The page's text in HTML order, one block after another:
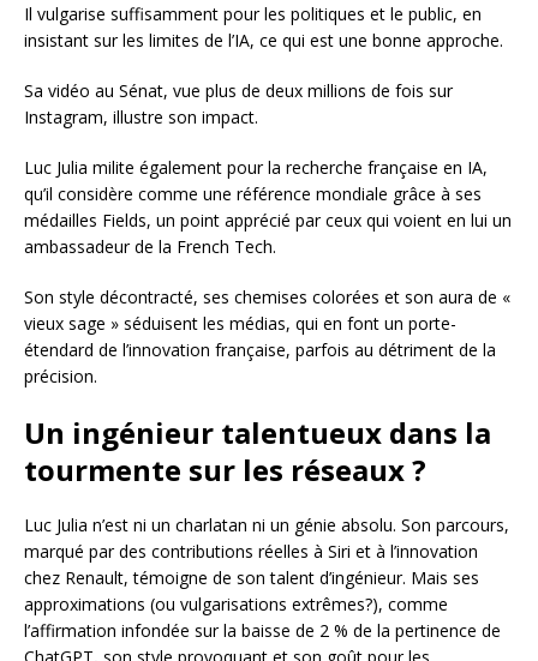
Il vulgarise suffisamment pour les politiques et le public, en
insistant sur les limites de l’IA, ce qui est une bonne approche.
Sa vidéo au Sénat, vue plus de deux millions de fois sur
Instagram, illustre son impact.
Luc Julia milite également pour la recherche française en IA,
qu’il considère comme une référence mondiale grâce à ses
médailles Fields, un point apprécié par ceux qui voient en lui un
ambassadeur de la French Tech.
Son style décontracté, ses chemises colorées et son aura de «
vieux sage » séduisent les médias, qui en font un porte-
étendard de l’innovation française, parfois au détriment de la
précision.
Un ingénieur talentueux dans la
tourmente sur les réseaux ?
Luc Julia n’est ni un charlatan ni un génie absolu. Son parcours,
marqué par des contributions réelles à Siri et à l’innovation
chez Renault, témoigne de son talent d’ingénieur. Mais ses
approximations (ou vulgarisations extrêmes?), comme
l’affirmation infondée sur la baisse de 2 % de la pertinence de